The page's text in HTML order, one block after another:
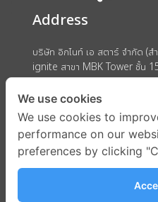
Address
บริษัท อิกไนท์ เอ สตาร์ จำกัด (ส
ignite สาขา MBK Tower ชั้น
ถนนพญาไท แขวงวังใหม่ เขตป
We use cookies
We use cookies to
performance on our
preferences by clicking